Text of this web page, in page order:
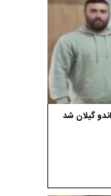
گیلان شد